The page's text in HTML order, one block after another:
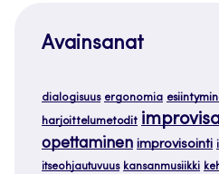
Avainsanat
dialogisuus ergonomia
harjoittelumetodit
opettaminen improvisointi
itseohjautuvuus kansanmusiikki